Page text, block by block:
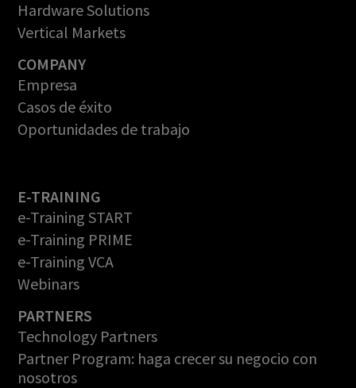
Hardware Solutions
Vertical Markets
COMPANY
Empresa
Casos de éxito
Oportunidades de trabajo
E-TRAINING
e-Training START
e-Training PRIME
e-Training VCA
Webinars
PARTNERS
Technology Partners
Partner Program: haga crecer su negocio con
nosotros